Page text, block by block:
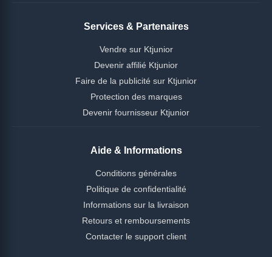
Services & Partenaires
Vendre sur Ktjunior
Devenir affilié Ktjunior
Faire de la publicité sur Ktjunior
Protection des marques
Devenir fournisseur Ktjunior
Aide & Informations
Conditions générales
Politique de confidentialité
Informations sur la livraison
Retours et remboursements
Contacter le support client